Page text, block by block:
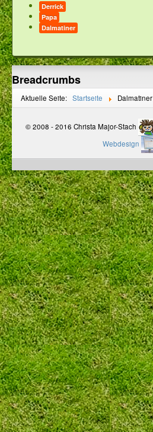
Derrick
Papa
Dalmatiner
Breadcrumbs
Aktuelle Seite: Startseite Dalmatiner
© 2008 - 2016 Christa Major-Stach
Webdesign